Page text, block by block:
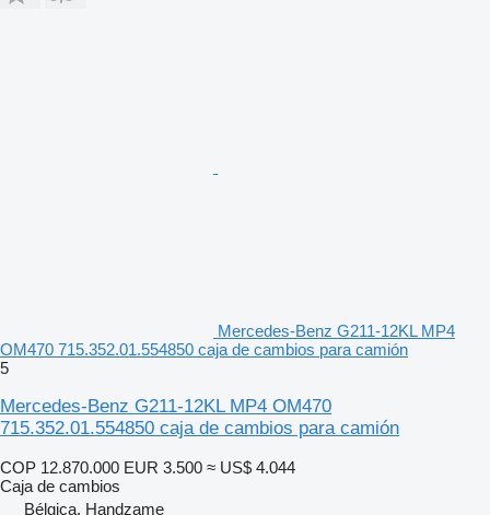
Mercedes-Benz G211-12KL MP4
OM470 715.352.01.554850 caja de cambios para camión
5
Mercedes-Benz G211-12KL MP4 OM470
715.352.01.554850 caja de cambios para camión
COP 12.870.000 EUR 3.500 ≈ US$ 4.044
Caja de cambios
Bélgica, Handzame